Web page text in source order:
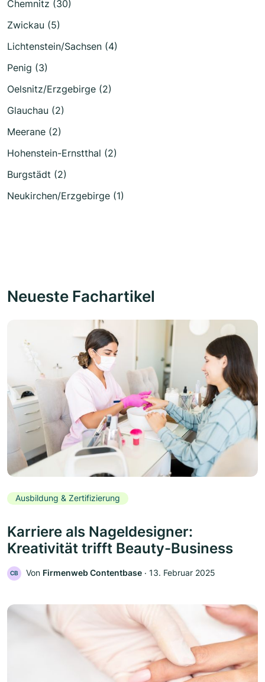
Chemnitz (30)
Zwickau (5)
Lichtenstein/Sachsen (4)
Penig (3)
Oelsnitz/Erzgebirge (2)
Glauchau (2)
Meerane (2)
Hohenstein-Ernstthal (2)
Burgstädt (2)
Neukirchen/Erzgebirge (1)
Neueste Fachartikel
Ausbildung & Zertifizierung
Karriere als Nageldesigner:
Kreativität trifft Beauty-Business
CB Von Firmenweb Contentbase ‧ 13. Februar 2025